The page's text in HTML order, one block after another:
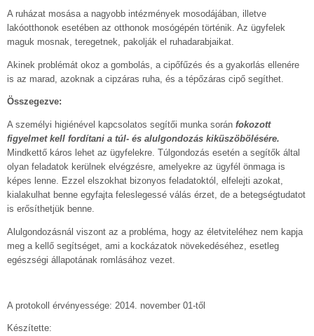
A ruházat mosása a nagyobb intézmények mosodájában, illetve
lakóotthonok esetében az otthonok mosógépén történik. Az ügyfelek
maguk mosnak, teregetnek, pakolják el ruhadarabjaikat.
Akinek problémát okoz a gombolás, a cipőfűzés és a gyakorlás ellenére
is az marad, azoknak a cipzáras ruha, és a tépőzáras cipő segíthet.
Összegezve:
A személyi higiénével kapcsolatos segítői munka során fokozott
figyelmet kell fordítani a túl- és alulgondozás kiküszöbölésére.
Mindkettő káros lehet az ügyfelekre. Túlgondozás esetén a segítők által
olyan feladatok kerülnek elvégzésre, amelyekre az ügyfél önmaga is
képes lenne. Ezzel elszokhat bizonyos feladatoktól, elfelejti azokat,
kialakulhat benne egyfajta feleslegessé válás érzet, de a betegségtudatot
is erősíthetjük benne.
Alulgondozásnál viszont az a probléma, hogy az életviteléhez nem kapja
meg a kellő segítséget, ami a kockázatok növekedéséhez, esetleg
egészségi állapotának romlásához vezet.
A protokoll érvényessége: 2014. november 01-től
Készítette: